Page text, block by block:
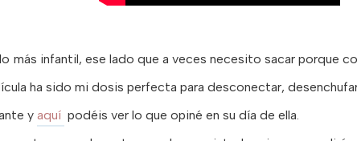
más infantil, ese lado que a veces necesito sacar porque
ha sido mi dosis perfecta para desconectar,
y aquí podéis ver lo que opiné en su día de ella.